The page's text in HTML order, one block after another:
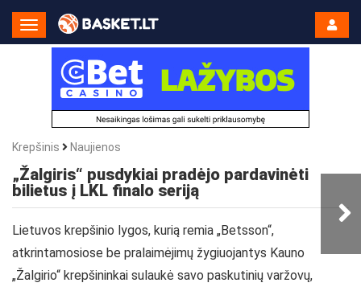
Toggle
Navigation
Krepšinis Naujienos
„Žalgiris“ pusdykiai pradėjo pardavinėti
bilietus į LKL finalo seriją
Lietuvos krepšinio lygos, kurią remia „Betsson“,
atkrintamosiose be pralaimėjimų žygiuojantys Kauno
„Žalgirio“ krepšininkai sulaukė savo paskutinių varžovų,